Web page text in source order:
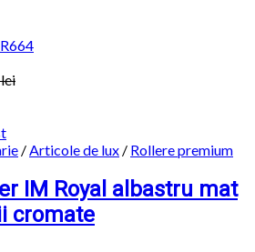
lei
/ Articole de lux / Rollere premium
IM Royal albastru mat
cromate